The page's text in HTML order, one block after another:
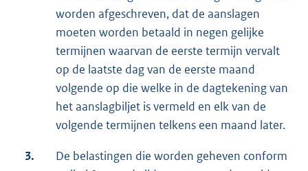
worden afgeschreven, dat de aanslagen
moeten worden betaald in negen gelijke
termijnen waarvan de eerste termijn vervalt
op de laatste dag van de eerste maand
volgende op die welke in de dagtekening van
het aanslagbiljet is vermeld en elk van de
volgende termijnen telkens een maand later.
3.
De belastingen die worden geheven conform